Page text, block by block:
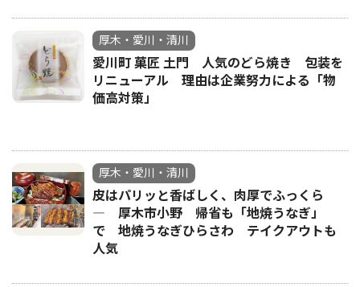
厚木・愛川・清川
愛川町 菓匠 土門 人気のどら焼き 包装を
リニューアル 理由は企業努力による「物
価高対策」
厚木・愛川・清川
皮はパリッと香ばしく、肉厚でふっくら
― 厚木市小野 帰省も「地焼うなぎ」
で 地焼うなぎひらさわ テイクアウトも
人気